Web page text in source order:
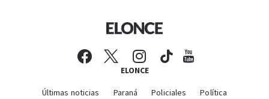
ELONCE
Últimas noticias Paraná Policiales
Política